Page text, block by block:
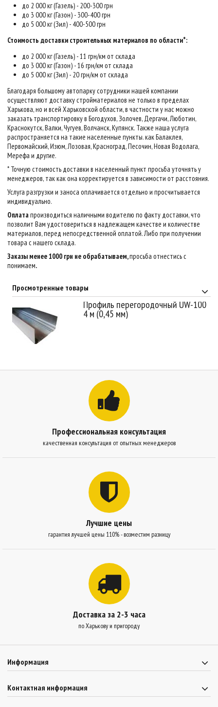
до 2 000 кг (Газель) - 200-300 грн
до 3 000 кг (Газон) - 300-400 грн
до 5 000 кг (Зил) - 400-500 грн
Стоимость доставки строительных материалов по области*:
до 2 000 кг (Газель) - 11 грн/км от склада
до 3 000 кг (Газон) - 16 грн/км от склада
до 5 000 кг (Зил) - 20 грн/км от склада
Благодаря большому автопарку сотрудники нашей компании
осуществляют доставку стройматериалов не только в пределах
Харькова, но и всей Харьковской области, в частности у нас можно
заказать транспортировку в Богодухов, Золочев, Дергачи, Люботин,
Краснокутск, Валки, Чугуев, Волчанск, Купянск. Также наша услуга
распространяется на такие населенные пункты. как Балаклея,
Первомайский, Изюм, Лозовая, Красноград, Песочин, Новая Водолага,
Мерефа и другие.
* Точную стоимость доставки в населенный пункт просьба уточнять у
менеджеров, так как она корректируется в зависимости от расстояния.
Услуга разгрузки и заноса оплачивается отдельно и просчитывается
индивидуально.
Оплатапроизводиться наличными водителю по факту доставки, что
позволит Вам удостовериться в надлежащем качестве и количестве
материалов, перед непосредственной оплатой. Либо при получении
товара с нашего склада.
Заказы менее 1000 грн не обрабатываем,просьба отнестись с
понимаем.
Просмотренные товары
Профиль перегородочный UW-100
4 м (0,45 мм)
Профессиональная консультация
качественная консультация от опытных менеджеров
Лучшие цены
гарантия лучшей цены 110% - возместим разницу
Доставка за 2-3 часа
по Харькову и пригороду
Информация
Контактная информация